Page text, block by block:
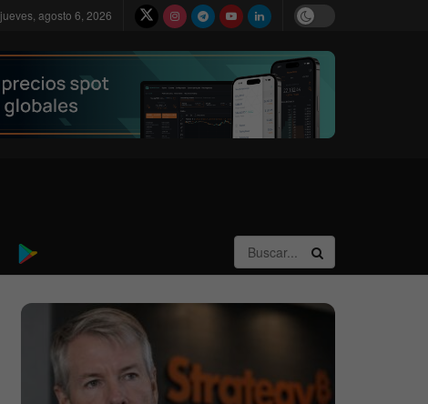
jueves, agosto 6, 2026